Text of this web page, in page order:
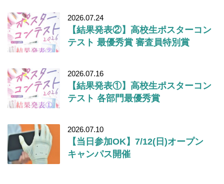
2026.07.24
【結果発表②】高校生ポスターコン
テスト 最優秀賞 審査員特別賞
2026.07.16
【結果発表①】高校生ポスターコン
テスト 各部門最優秀賞
2026.07.10
【当日参加OK】7/12(日)オープン
キャンパス開催